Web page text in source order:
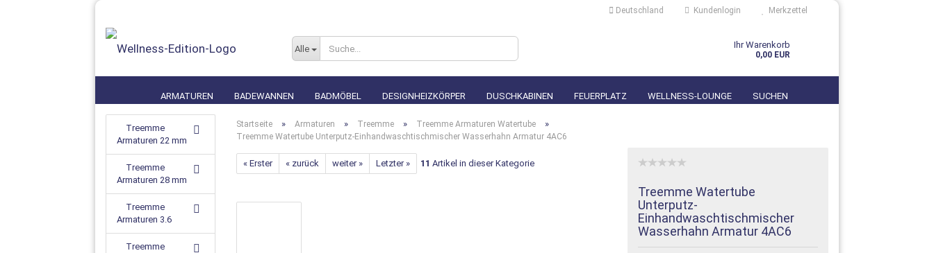
Deutschland Kundenlogin Merkzettel
Alle Ihr Warenkorb
0,00 EUR
ARMATUREN BADEWANNEN BADMÖBEL DESIGNHEIZKÖRPER DUSCHKABINEN FEUERPLATZ WELLNESS-LOUNGE SUCHEN
Startseite » Armaturen » Treemme » Treemme Armaturen Watertube »
Treemme Watertube Unterputz-Einhandwaschtischmischer Wasserhahn Armatur 4AC6
« Erster « zurück weiter » Letzter » 11 Artikel in dieser Kategorie
Treemme Watertube
Unterputz-
Einhandwaschtischmischer
Wasserhahn Armatur 4AC6
Treemme
Armaturen 22 mm
Treemme
Armaturen 28 mm
Treemme
Armaturen 3.6
Treemme